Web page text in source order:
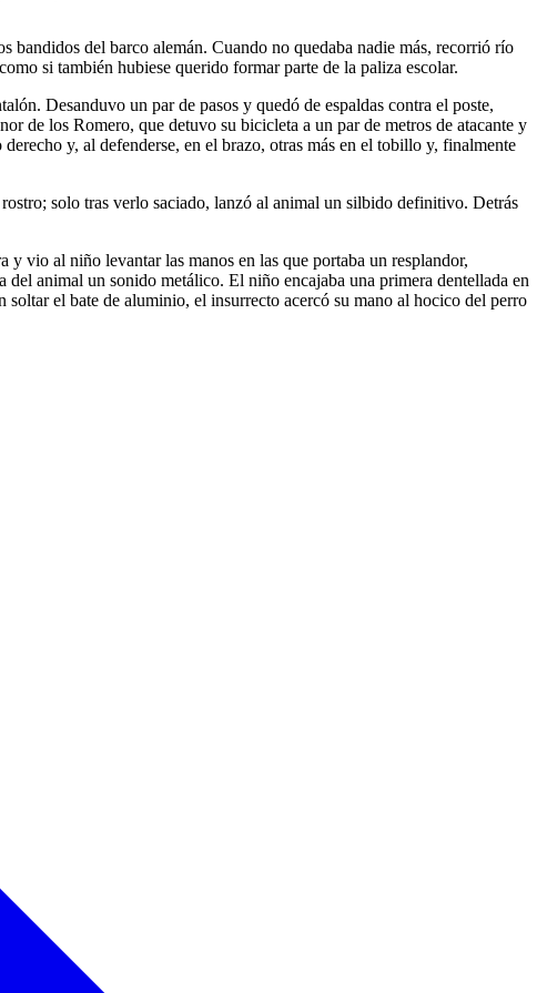
bandidos del barco alemán. Cuando no quedaba nadie más, recorrió río
si también hubiese querido formar parte de la paliza escolar.
Desanduvo un par de pasos y quedó de espaldas contra el poste,
de los Romero, que detuvo su bicicleta a un par de metros de atacante y
y, al defenderse, en el brazo, otras más en el tobillo y, finalmente
solo tras verlo saciado, lanzó al animal un silbido definitivo. Detrás
y vio al niño levantar las manos en las que portaba un resplandor,
animal un sonido metálico. El niño encajaba una primera dentellada en
el bate de aluminio, el insurrecto acercó su mano al hocico del perro